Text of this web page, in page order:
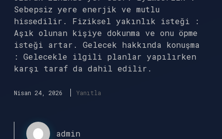
Sebepsiz yere enerjik ve mutlu
hissedilir. Fiziksel yakınlık isteği :
Aşık olunan kişiye dokunma ve onu öpme
isteği artar. Gelecek hakkında konuşma
: Gelecekle ilgili planlar yapılırken
karşı taraf da dahil edilir.
Nisan 24, 2026 Yanıtla
admin